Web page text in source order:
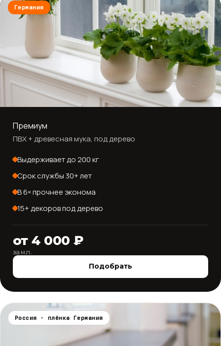
Германия
Премиум
ПВХ + древесная мука, под дерево
Выдерживает до 200 кг
Срок службы 30+ лет
В 6× прочнее эконома
15+ декоров под дерево
от 4 000 ₽
за м.п.
Подобрать
Россия · плёнка Германия